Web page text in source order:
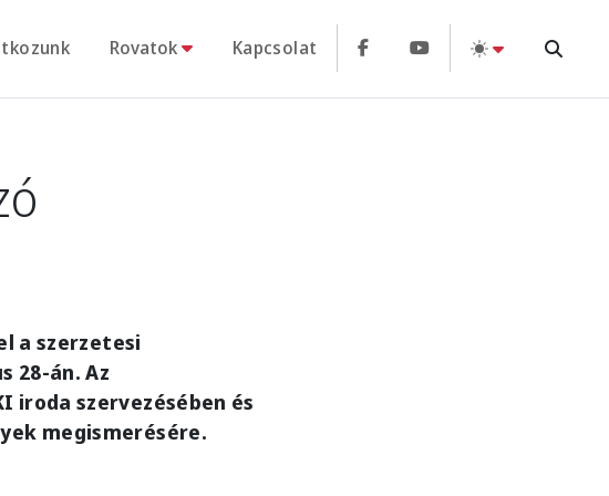
Rovatok Kapcsolat
a szerzetesi
28-án. Az
iroda szervezésében és
megismerésére.